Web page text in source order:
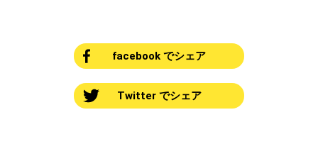
facebook でシェア
Twitter でシェア